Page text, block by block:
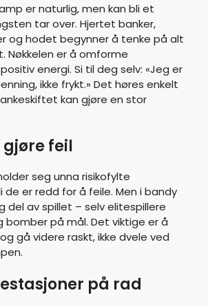
er naturlig, men kan bli et
tar over. Hjertet banker,
og hodet begynner å tenke på alt
Nøkkelen er å omforme
energi. Si til deg selv: «Jeg er
ikke frykt.» Det høres enkelt
kan gjøre en stor
gjøre feil
seg unna risikofylte
de er redd for å feile. Men i bandy
del av spillet – selv elitespillere
bomber på mål. Det viktige er å
gå videre raskt, ikke dvele ved
på rad